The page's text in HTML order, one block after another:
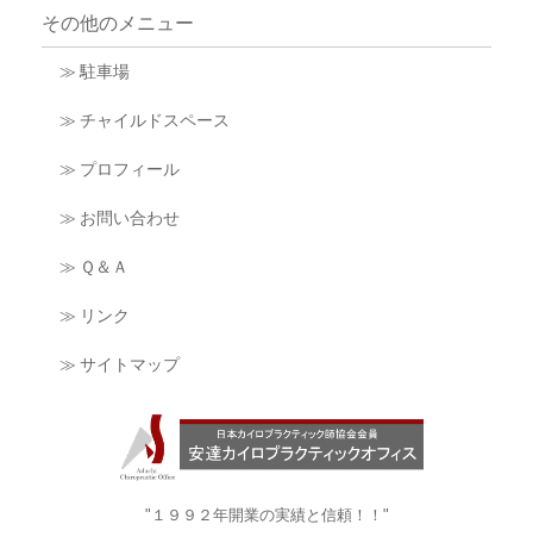
その他のメニュー
≫ 駐車場
≫ チャイルドスペース
≫ プロフィール
≫ お問い合わせ
≫ Ｑ＆Ａ
≫ リンク
≫ サイトマップ
"１９９２年開業の実績と信頼！！"